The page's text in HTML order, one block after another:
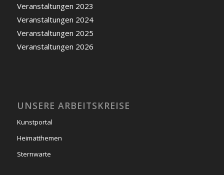
Veranstaltungen 2023
Veranstaltungen 2024
Veranstaltungen 2025
Veranstaltungen 2026
UNSERE ARBEITSKREISE
Kunstportal
Heimatthemen
Sternwarte